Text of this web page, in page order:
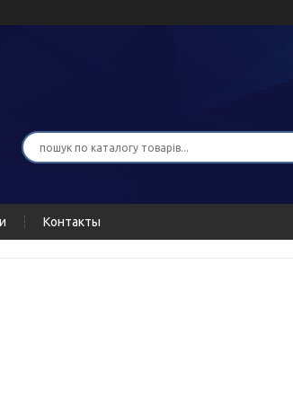
Контакты